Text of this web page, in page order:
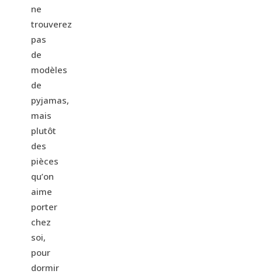
ne
trouverez
pas
de
modèles
de
pyjamas,
mais
plutôt
des
pièces
qu’on
aime
porter
chez
soi,
pour
dormir